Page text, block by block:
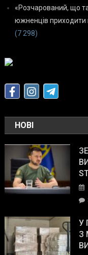
«Розчарований, що
южненців приходити
(7 298)
НОВІ
У
З